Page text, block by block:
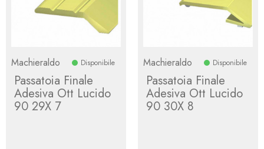
Machieraldo Disponibile
Passatoia Finale
Adesiva Ott Lucido
90 29X 7
Machieraldo Disponibile
Passatoia Finale
Adesiva Ott Lucido
90 30X 8